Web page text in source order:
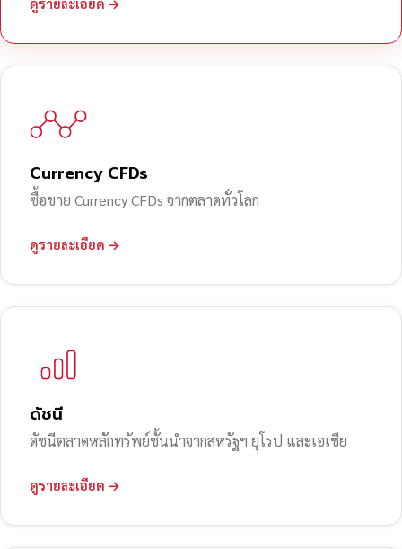
Currency CFDs
ซื้อขาย Currency CFDs จากตลาดทั่วโลก
ดูรายละเอียด →
ดัชนี
ดัชนีตลาดหลักทรัพย์ชั้นนำจากสหรัฐฯ ยุโรป และเอเชีย
ดูรายละเอียด →